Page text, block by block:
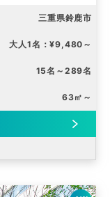
三重県鈴鹿市
大人1名：¥9,480～
15名～289名
63㎡～